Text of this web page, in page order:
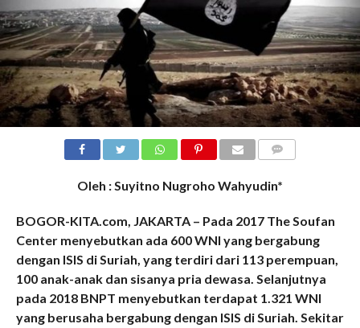
Oleh : Suyitno Nugroho Wahyudin*
BOGOR-KITA.com, JAKARTA – Pada 2017 The Soufan
Center menyebutkan ada 600 WNI yang bergabung
dengan ISIS di Suriah, yang terdiri dari 113 perempuan,
100 anak-anak dan sisanya pria dewasa. Selanjutnya
pada 2018 BNPT menyebutkan terdapat 1.321 WNI
yang berusaha bergabung dengan ISIS di Suriah. Sekitar